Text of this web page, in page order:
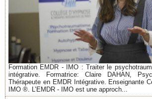
Formation EMDR - IMO : Traiter le
intégrative. Formatrice: Claire DAHAN,
Thérapeute en EMDR Intégrative. Enseignante
IMO ®. L’EMDR - IMO est une approch...